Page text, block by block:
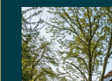
afwijking van
het geheel of
eigenschappen
normaal en
anderszins niet-
de